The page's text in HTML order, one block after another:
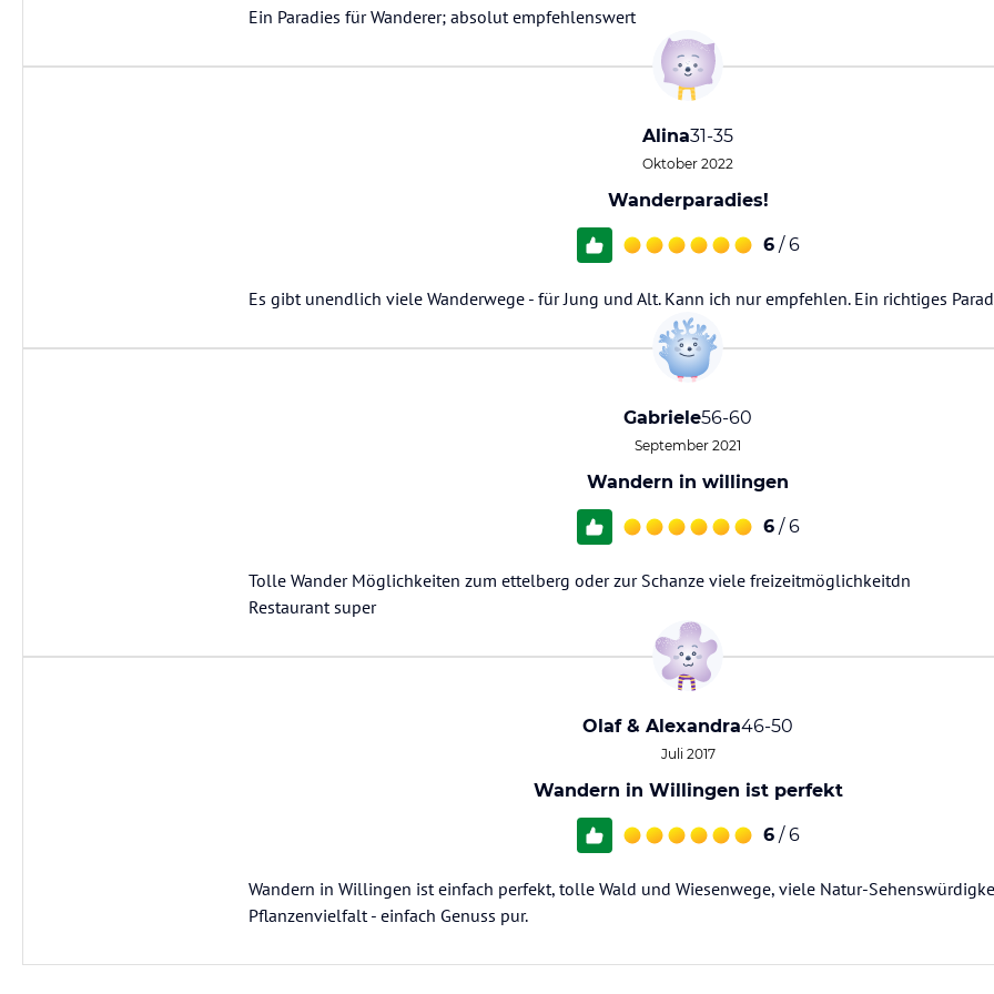
Ein Paradies für Wanderer; absolut empfehlenswert
Alina31-35
Oktober 2022
Wanderparadies!
6 / 6
Es gibt unendlich viele Wanderwege - für Jung und Alt. Kann ich nur empfehlen. Ein richtiges
Gabriele56-60
September 2021
Wandern in willingen
6 / 6
Tolle Wander Möglichkeiten zum ettelberg oder zur Schanze viele freizeitmöglichkeitdn
Restaurant super
Olaf & Alexandra46-50
Juli 2017
Wandern in Willingen ist perfekt
6 / 6
Wandern in Willingen ist einfach perfekt, tolle Wald und Wiesenwege, viele Natur-
Pflanzenvielfalt - einfach Genuss pur.